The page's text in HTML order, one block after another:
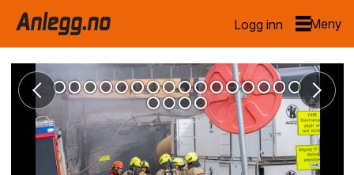
Logg inn